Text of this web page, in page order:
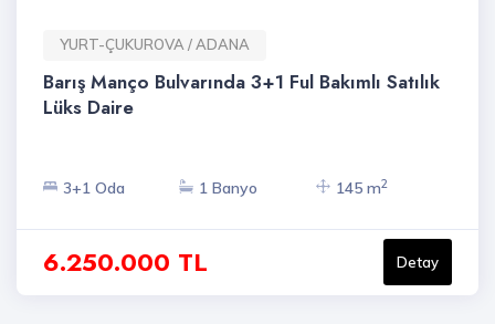
YURT-ÇUKUROVA / ADANA
Barış Manço Bulvarında 3+1 Ful Bakımlı Satılık
Lüks Daire
3+1 Oda 1 Banyo 145 m2
6.250.000 TL Detay